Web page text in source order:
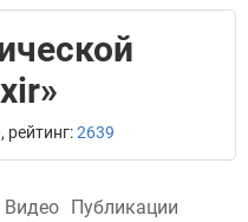
рейтинг:2639
Видео Публикации